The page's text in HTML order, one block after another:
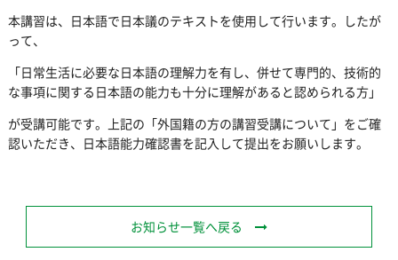
本講習は、日本語で日本議のテキストを使用して行います。したが
って、
「日常生活に必要な日本語の理解力を有し、併せて専門的、技術的
な事項に関する日本語の能力も十分に理解があると認められる方」
が受講可能です。上記の「外国籍の方の講習受講について」をご確
認いただき、日本語能力確認書を記入して提出をお願いします。
お知らせ一覧へ戻る